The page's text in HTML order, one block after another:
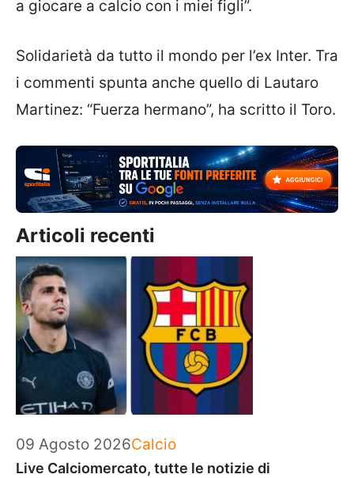
a giocare a calcio con i miei figli”.
Solidarietà da tutto il mondo per l’ex Inter. Tra
i commenti spunta anche quello di Lautaro
Martinez: “Fuerza hermano”, ha scritto il Toro.
Articoli recenti
09 Agosto 2026Categorie
Calcio
Live Calciomercato, tutte le notizie di